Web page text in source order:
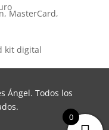
Ángel. Todos los
0